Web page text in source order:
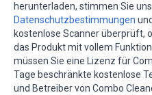
herunterladen, stimmen Sie
Datenschutzbestimmungen und
kostenlose Scanner überprüft,
das Produkt mit vollem
müssen Sie eine Lizenz für
Tage beschränkte kostenlose
und Betreiber von Combo